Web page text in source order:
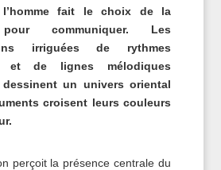
fait le choix de la
communiquer. Les
irriguées de rythmes
et de lignes mélodiques
dessinent un univers oriental
croisent leurs couleurs
perçoit la présence centrale du